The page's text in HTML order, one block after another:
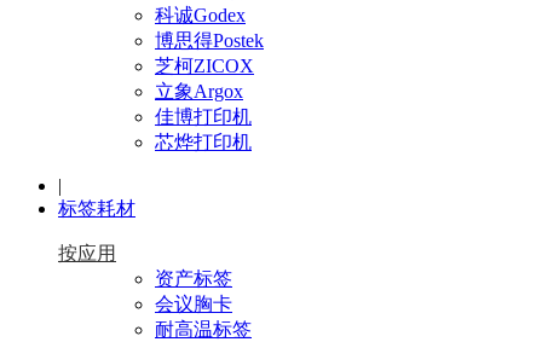
科诚Godex
博思得Postek
芝柯ZICOX
立象Argox
佳博打印机
芯烨打印机
|
标签耗材
按应用
资产标签
会议胸卡
耐高温标签